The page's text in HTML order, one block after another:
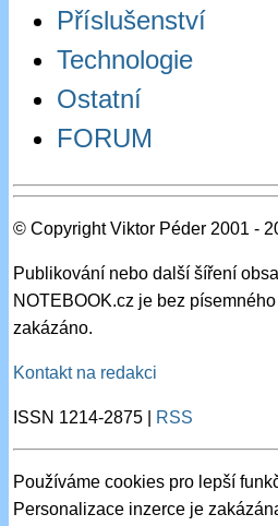
Příslušenství
Technologie
Ostatní
FORUM
© Copyright Viktor Péder 2001 -
Publikování nebo další šíření
NOTEBOOK.cz je bez
zakázáno.
Kontakt na redakci
ISSN 1214-2875 | RSS
Používáme cookies pro lepší
Personalizace inzerce je